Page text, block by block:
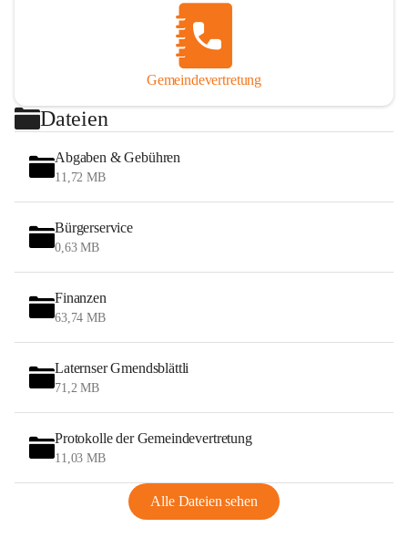
Gemeindevertretung
Dateien
Abgaben & Gebühren
11,72 MB
Bürgerservice
0,63 MB
Finanzen
63,74 MB
Laternser Gmendsblättli
71,2 MB
Protokolle der Gemeindevertretung
11,03 MB
Alle Dateien sehen